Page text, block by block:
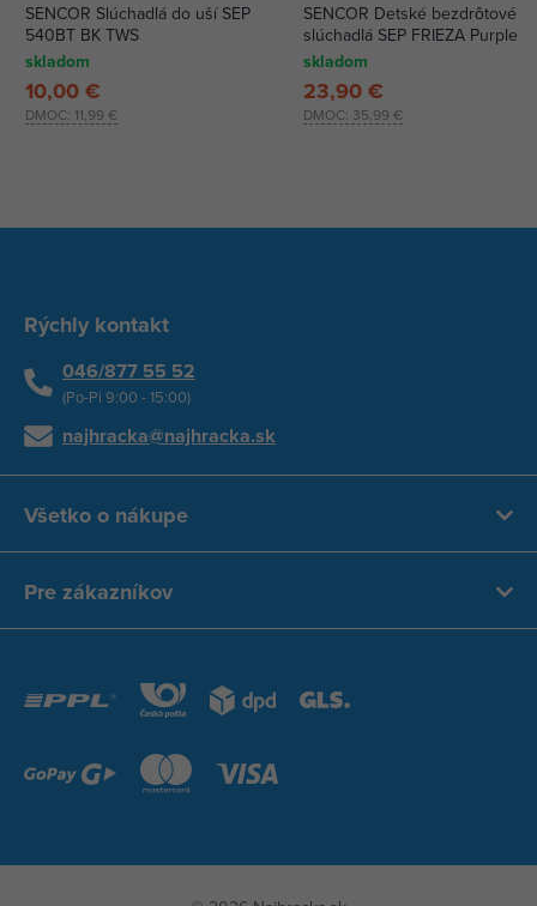
SENCOR Slúchadlá do uší SEP
540BT BK TWS
skladom
DMOC: 11,99 €
10,00 €
SENCOR Detské bezdrôtové
slúchadlá SEP FRIEZA Purple
skladom
DMOC: 35,99 €
23,90 €
Rýchly kontakt
046/877 55 52
(Po-Pi 9:00 - 15:00)
najhracka@najhracka.sk
Všetko o nákupe
Pre zákazníkov